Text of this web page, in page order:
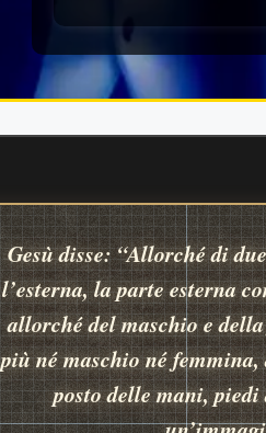
Gesù disse: “Allorché di
l’esterna, la parte esterna
allorché del maschio e
più né maschio né
posto delle mani,